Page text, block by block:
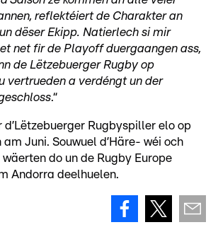
reflektéiert de Charakter an
dëser Ekipp. Natierlech si mir
net fir de Playoff duergaangen ass,
de Lëtzebuerger Rugby op
vertrueden a verdéngt un der
.“
d’Lëtzebuerger Rugbyspiller elo op
Juni. Souwuel d’Häre- wéi och
do un de Rugby Europe
Andorra deelhuelen.